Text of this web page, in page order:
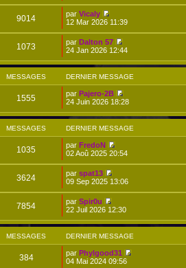
9014 parVicaly
12 Mar 2026 11:39
1073 parDalton 57
24 Jan 2026 12:44
MESSAGES DERNIER MESSAGE
1555 parPajero-2B
24 Juin 2026 18:28
MESSAGES DERNIER MESSAGE
1035 parFredoN
02 Aoû 2025 20:54
3624 parspat13
09 Sep 2025 13:06
7854 parSpir0u
22 Juil 2026 12:30
MESSAGES DERNIER MESSAGE
384 parPhylgood31
04 Mai 2024 09:56